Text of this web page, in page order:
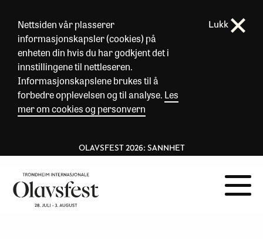
Nettsiden vår plasserer
informasjonskapsler (cookies) på
enheten din hvis du har godkjent det i
innstillingene til nettleseren.
Informasjonskapslene brukes til å
forbedre opplevelsen og til analyse. Les
mer om cookies og personvern
Lukk
OLAVSFEST 2026: SANNHET